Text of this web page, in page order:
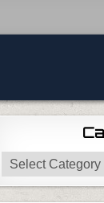
Categories